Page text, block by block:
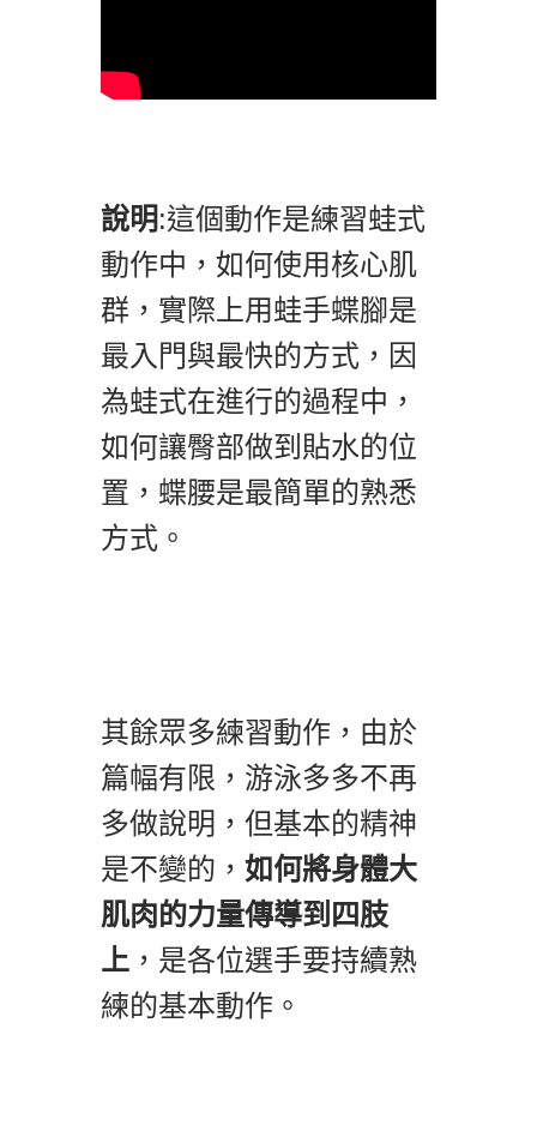
說明:這個動作是練習蛙式
動作中，如何使用核心肌
群，實際上用蛙手蝶腳是
最入門與最快的方式，因
為蛙式在進行的過程中，
如何讓臀部做到貼水的位
置，蝶腰是最簡單的熟悉
方式。
其餘眾多練習動作，由於
篇幅有限，游泳多多不再
多做說明，但基本的精神
是不變的， 如何將身體大
肌肉的力量傳導到四肢
上 ，是各位選手要持續熟
練的基本動作。